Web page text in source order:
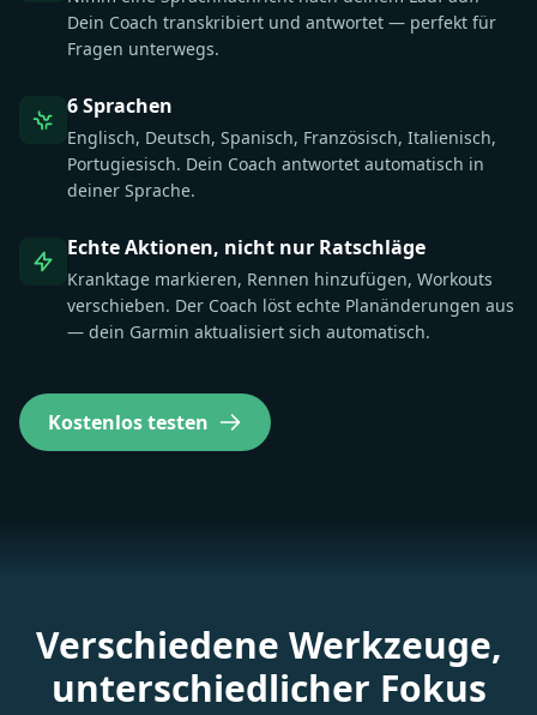
Dein Coach transkribiert und antwortet — perfekt für
Fragen unterwegs.
6 Sprachen
Englisch, Deutsch, Spanisch, Französisch, Italienisch,
Portugiesisch. Dein Coach antwortet automatisch in
deiner Sprache.
Echte Aktionen, nicht nur Ratschläge
Kranktage markieren, Rennen hinzufügen, Workouts
verschieben. Der Coach löst echte Planänderungen aus
— dein Garmin aktualisiert sich automatisch.
Kostenlos testen
Verschiedene Werkzeuge,
unterschiedlicher Fokus